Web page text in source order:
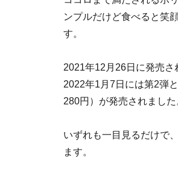
ンプルだけど食べると笑
す。
2021年12月26日に発売さ
2022年1月7日には第2弾
280円）が発売されました
いずれも一目見るだけで
ます。